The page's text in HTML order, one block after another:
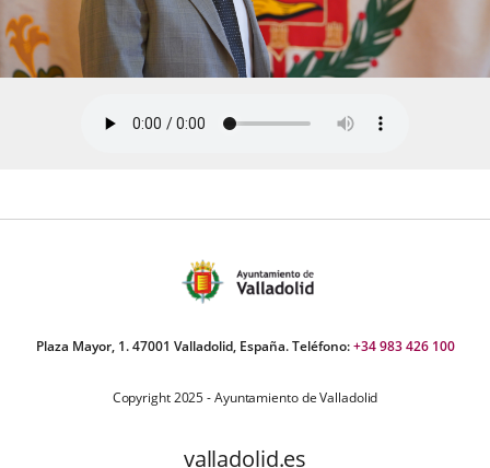
Plaza Mayor, 1. 47001 Valladolid, España. Teléfono:+34 983 426 100
Copyright 2025 - Ayuntamiento de Valladolid
valladolid.es